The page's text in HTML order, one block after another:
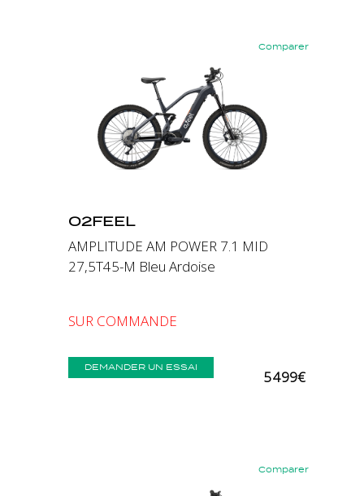
Comparer
Précédent
O2FEEL
AMPLITUDE AM POWER 7.1 MID
27,5T45-M Bleu Ardoise
SUR COMMANDE
DEMANDER UN ESSAI
5 499€
Comparer